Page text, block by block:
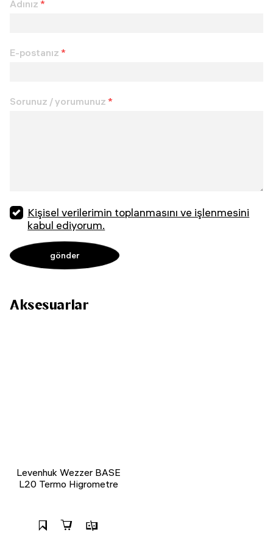
Adınız *
E-postanız *
Sorunuz / yorumunuz *
Kişisel verilerimin toplanmasını ve işlenmesini
kabul ediyorum.
Aksesuarlar
Levenhuk Wezzer BASE
L20 Termo Higrometre